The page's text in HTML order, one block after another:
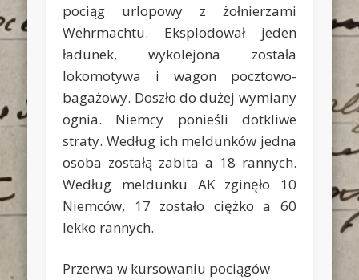
pociąg urlopowy z żołnierzami
Wehrmachtu. Eksplodował jeden
ładunek, wykolejona została
lokomotywa i wagon pocztowo-
bagażowy. Doszło do dużej wymiany
ognia. Niemcy ponieśli dotkliwe
straty. Według ich meldunków jedna
osoba zostałą zabita a 18 rannych.
Według meldunku AK zginęło 10
Niemców, 17 zostało ciężko a 60
lekko rannych.
Przerwa w kursowaniu pociągów